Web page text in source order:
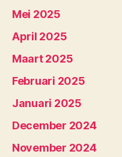
Mei 2025
April 2025
Maart 2025
Februari 2025
Januari 2025
December 2024
November 2024